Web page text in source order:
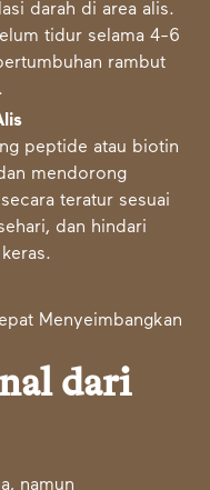
darah di area alis.
tidur selama 4-6
rambut
peptide atau biotin
mendorong
teratur sesuai
dan hindari
dari
namun